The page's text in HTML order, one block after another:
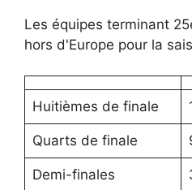
Les équipes terminant
hors d'Europe pour la
Huitièmes de finale
Quarts de finale
Demi-finales